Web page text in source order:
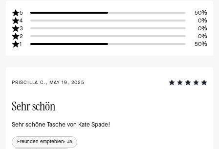
5
50%
4
0%
3
0%
2
0%
1
50%
PRISCILLA C., MAY 19, 2025
Sehr schön
Sehr schöne Tasche von Kate Spade!
Freunden empfehlen: Ja